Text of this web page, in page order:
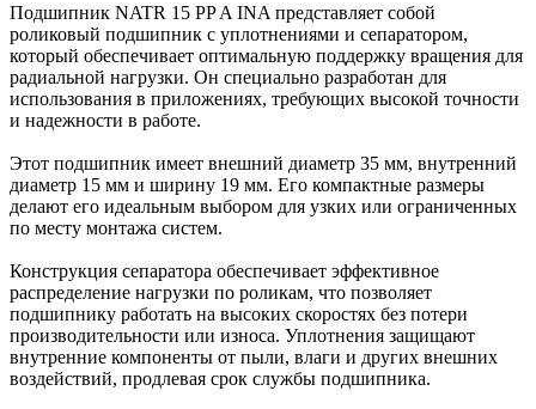
Подшипник NATR 15 PP A INA представляет собой
роликовый подшипник с уплотнениями и сепаратором,
который обеспечивает оптимальную поддержку вращения для
радиальной нагрузки. Он специально разработан для
использования в приложениях, требующих высокой точности
и надежности в работе.
Этот подшипник имеет внешний диаметр 35 мм, внутренний
диаметр 15 мм и ширину 19 мм. Его компактные размеры
делают его идеальным выбором для узких или ограниченных
по месту монтажа систем.
Конструкция сепаратора обеспечивает эффективное
распределение нагрузки по роликам, что позволяет
подшипнику работать на высоких скоростях без потери
производительности или износа. Уплотнения защищают
внутренние компоненты от пыли, влаги и других внешних
воздействий, продлевая срок службы подшипника.